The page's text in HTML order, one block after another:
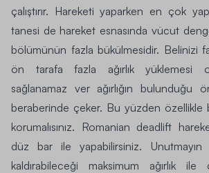
çalıştırır. Hareketi yaparken en çok
tanesi de hareket esnasında vücut
bölümünün fazla bükülmesidir. Belinizi
ön tarafa fazla ağırlık yüklemesi
sağlanamaz ver ağırlığın bulunduğu
beraberinde çeker. Bu yüzden özellikle
korumalısınız. Romanian deadlift
düz bar ile yapabilirsiniz. Unutmayın
kaldırabileceği maksimum ağırlık ile